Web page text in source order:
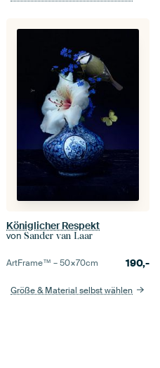
Königlicher Respekt
von Sander van Laar
ArtFrame™ –50×70cm 190,-
Größe & Material selbst wählen